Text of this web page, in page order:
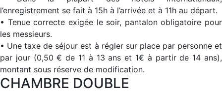
l’enregistrement se fait à 15h à l’arrivée et à 11h au départ.
• Tenue correcte exigée le soir, pantalon obligatoire pour
les messieurs.
• Une taxe de séjour est à régler sur place par personne et
par jour (0,50 € de 11 à 13 ans et 1€ à partir de 14 ans),
montant sous réserve de modification.
CHAMBRE DOUBLE